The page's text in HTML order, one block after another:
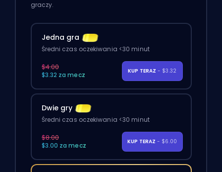
graczy.
Jedna gra
Średni czas oczekiwania <30 minut
$4.00
$3.32 za mecz
KUP TERAZ - $3.32
Dwie gry
Średni czas oczekiwania <30 minut
$8.00
$3.00 za mecz
KUP TERAZ - $6.00